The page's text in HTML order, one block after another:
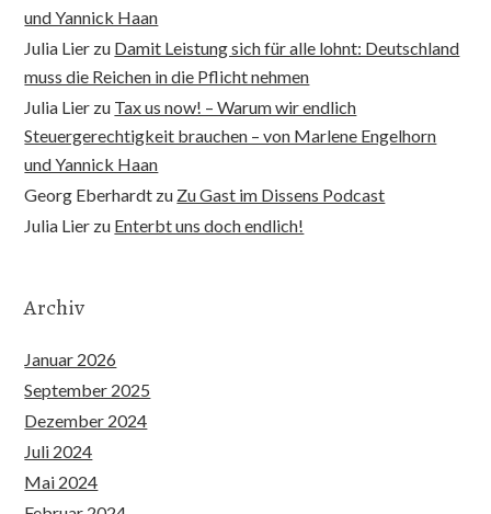
und Yannick Haan
Julia Lier zu Damit Leistung sich für alle lohnt: Deutschland
muss die Reichen in die Pflicht nehmen
Julia Lier zu Tax us now! – Warum wir endlich
Steuergerechtigkeit brauchen – von Marlene Engelhorn
und Yannick Haan
Georg Eberhardt zu Zu Gast im Dissens Podcast
Julia Lier zu Enterbt uns doch endlich!
Archiv
Januar 2026
September 2025
Dezember 2024
Juli 2024
Mai 2024